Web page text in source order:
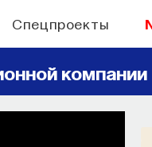
Спецпроекты
компании